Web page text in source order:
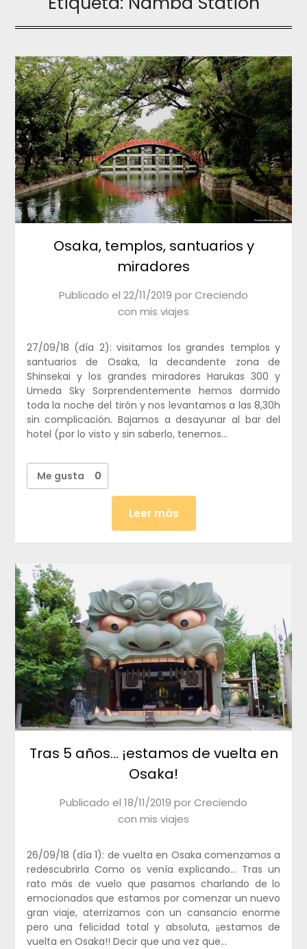
Osaka, templos, santuarios y
miradores
Publicado el 22/11/2019 porCreciendo
con mis viajes
27/09/18 (día 2): visitamos los grandes templos y
santuarios de Osaka, la decandente zona de
Shinsekai y los grandes miradores Harukas 300 y
Umeda Sky Sorprendentemente hemos dormido
toda la noche del tirón y nos levantamos a las 8,30h
sin complicación. Bajamos a desayunar al bar del
hotel (por lo visto y sin saberlo, tenemos…
Me gusta 0
Leer más
Tras 5 años… ¡estamos de vuelta en
Osaka!
Publicado el 18/11/2019 porCreciendo
con mis viajes
26/09/18 (día 1): de vuelta en Osaka comenzamos a
redescubrirla Como os venía explicando… Tras un
rato más de vuelo que pasamos charlando de lo
emocionados que estamos por comenzar un nuevo
gran viaje, aterrizamos con un cansancio enorme
pero una felicidad total y absoluta, ¡¡estamos de
vuelta en Osaka!! Decir que una vez que…